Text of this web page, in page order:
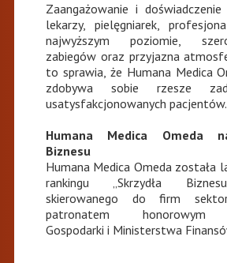
Zaangażowanie i
lekarzy, pielęgniarek,
najwyższym poziomie,
zabiegów oraz przyjazna
to sprawia, że Humana Medica
zdobywa sobie rzesze
usatysfakcjonowanych pacjentów.
Humana Medica Omeda
Biznesu
Humana Medica Omeda została
rankingu „Skrzydła
skierowanego do firm
patronatem honorowym
Gospodarki i Ministerstwa